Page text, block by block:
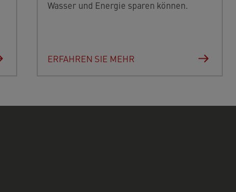
Wasser und Energie sparen können.
ERFAHREN SIE MEHR